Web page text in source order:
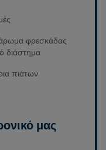
φρεσκάδας
διάστημα
πιάτων
μας